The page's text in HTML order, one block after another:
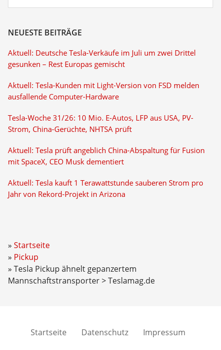
NEUESTE BEITRÄGE
Aktuell: Deutsche Tesla-Verkäufe im Juli um zwei Drittel
gesunken – Rest Europas gemischt
Aktuell: Tesla-Kunden mit Light-Version von FSD melden
ausfallende Computer-Hardware
Tesla-Woche 31/26: 10 Mio. E-Autos, LFP aus USA, PV-
Strom, China-Gerüchte, NHTSA prüft
Aktuell: Tesla prüft angeblich China-Abspaltung für Fusion
mit SpaceX, CEO Musk dementiert
Aktuell: Tesla kauft 1 Terawattstunde sauberen Strom pro
Jahr von Rekord-Projekt in Arizona
Startseite
Pickup
Tesla Pickup ähnelt gepanzertem
Mannschaftstransporter > Teslamag.de
Startseite Datenschutz Impressum